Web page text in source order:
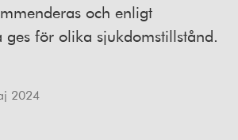
och enligt
ges för olika sjukdomstillstånd.
2024